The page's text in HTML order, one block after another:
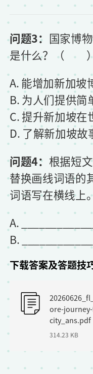
问题3： 国家博
是什么？（ ）
A. 能增加新加坡
B. 为人们提供简
C. 提升新加坡在
D. 了解新加坡故
问题4： 根据短
替换画线词语的
词语写在横线上。
A.
B.
下载答案及答题技
ore-
city_ans.pdf
314.23 KB